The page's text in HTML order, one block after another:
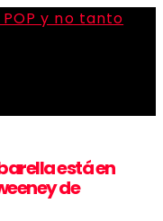
está en
de